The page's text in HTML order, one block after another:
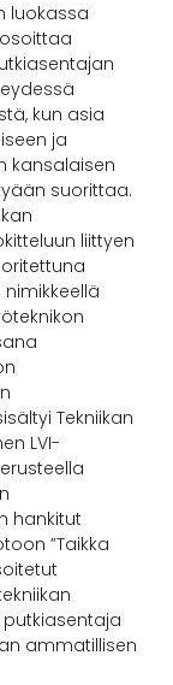
luokassa
kun asia
ja
kansalaisen
suorittaa.
liittyen
Tekniikan
LVI-
hankitut
”Taikka
ammatillisen